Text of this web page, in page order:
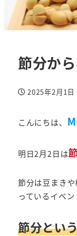
節分か
投稿日
2025年2月1日
こんにちは、
明日2月2日は
節分は豆まき
っているイベン
節分とい